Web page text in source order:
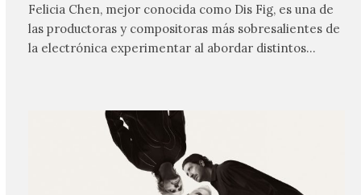
Felicia Chen, mejor conocida como Dis Fig, es una de
las productoras y compositoras más sobresalientes de
la electrónica experimentar al abordar distintos